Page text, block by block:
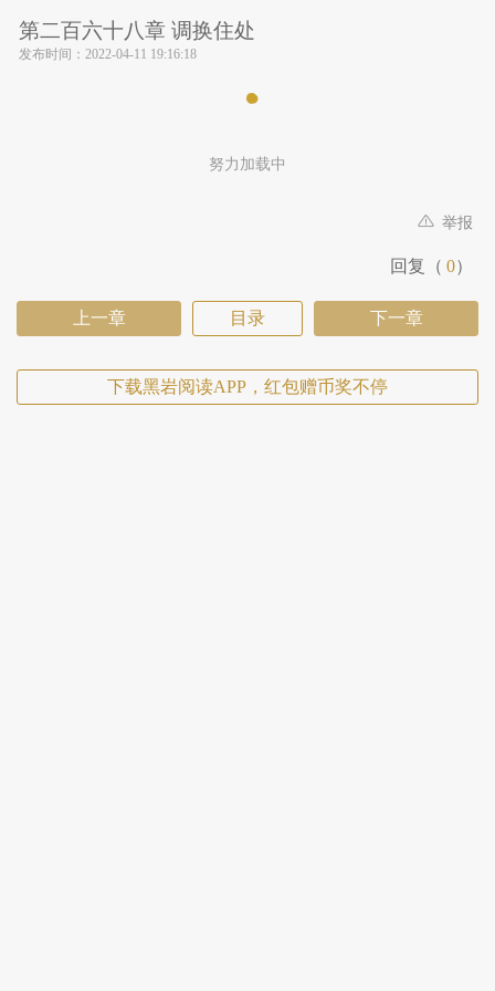
第二百六十八章 调换住处
发布时间： 2022-04-11 19:16:18
努力加载中
举报
回复（ 0）
上一章 目录 下一章
下载黑岩阅读APP，红包赠币奖不停